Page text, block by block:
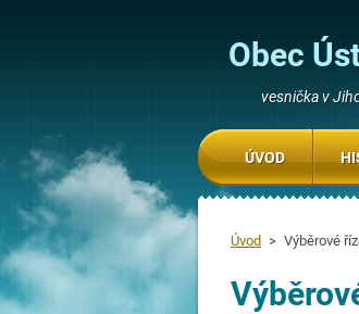
Obec
vesnička v
Úvod > Výběrové
ÚVOD